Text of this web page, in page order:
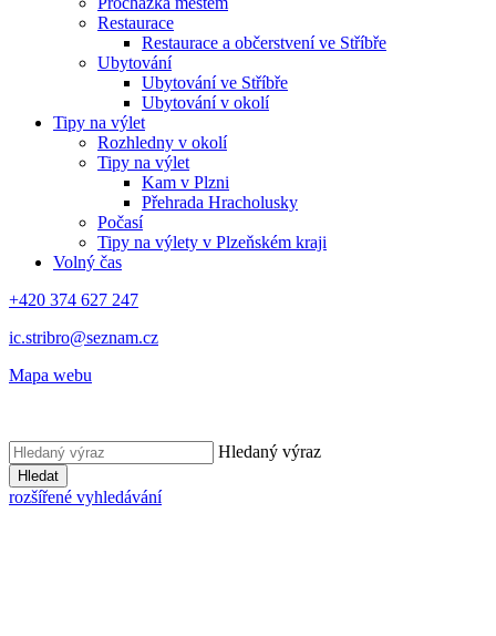
Restaurace
Restaurace a občerstvení ve Stříbře
Ubytování
Ubytování ve Stříbře
Ubytování v okolí
Tipy na výlet
Rozhledny v okolí
Tipy na výlet
Kam v Plzni
Přehrada Hracholusky
Počasí
Tipy na výlety v Plzeňském kraji
Volný čas
+420 374 627 247
ic.stribro@seznam.cz
Mapa webu
Hledaný výraz
Hledat
rozšířené vyhledávání